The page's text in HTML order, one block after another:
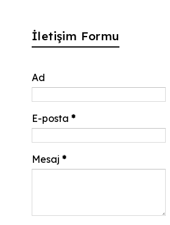
İletişim Formu
Ad
E-posta *
Mesaj *